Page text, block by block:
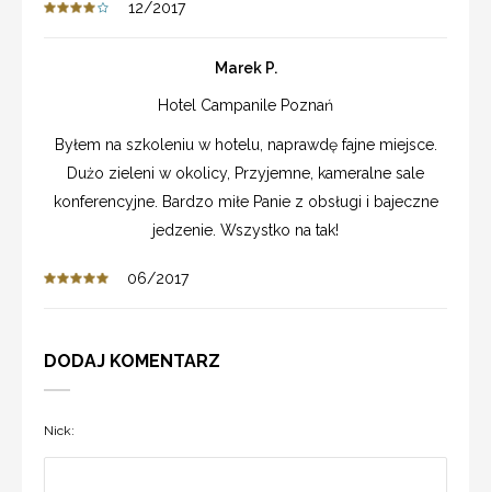
12/2017
Marek P.
Hotel Campanile Poznań
Byłem na szkoleniu w hotelu, naprawdę fajne miejsce.
Dużo zieleni w okolicy, Przyjemne, kameralne sale
konferencyjne. Bardzo miłe Panie z obsługi i bajeczne
jedzenie. Wszystko na tak!
06/2017
DODAJ KOMENTARZ
Nick: